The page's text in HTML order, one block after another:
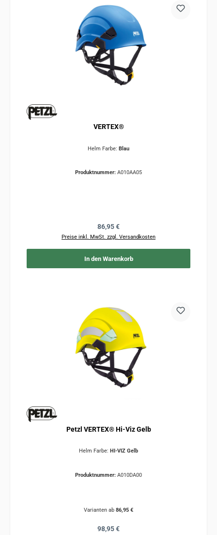
VERTEX®
Helm Farbe: Blau
Produktnummer: A010AA05
Regulärer Preis:
86,95 €
Preise inkl. MwSt. zzgl. Versandkosten
In den Warenkorb
Petzl VERTEX® Hi-Viz Gelb
Helm Farbe: HI-VIZ Gelb
Produktnummer: A010DA00
Varianten ab 86,95 €
Regulärer Preis:
98,95 €